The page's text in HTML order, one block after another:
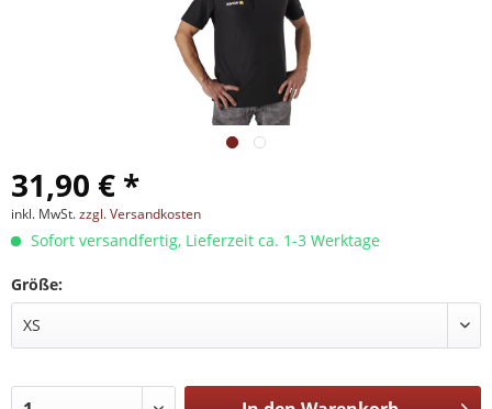
31,90 € *
inkl. MwSt.zzgl. Versandkosten
Sofort versandfertig, Lieferzeit ca. 1-3 Werktage
Größe: